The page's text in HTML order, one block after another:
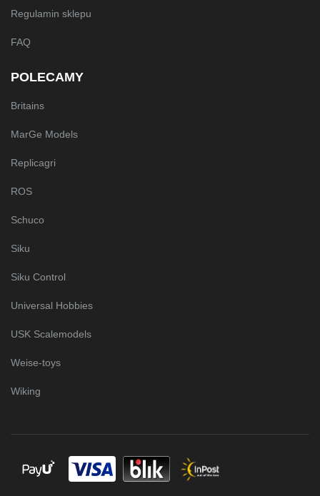
Regulamin sklepu
FAQ
POLECAMY
Britains
MarGe Models
Replicagri
ROS
Schuco
Siku
Siku Control
Universal Hobbies
USK Scalemodels
Weise-toys
Wiking